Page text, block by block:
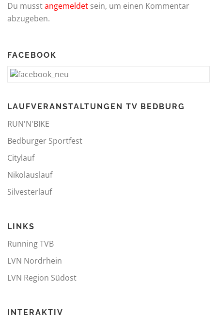
Du musstangemeldet sein, um einen Kommentar
abzugeben.
FACEBOOK
LAUFVERANSTALTUNGEN TV BEDBURG
RUN'N'BIKE
Bedburger Sportfest
Citylauf
Nikolauslauf
Silvesterlauf
LINKS
Running TVB
LVN Nordrhein
LVN Region Südost
INTERAKTIV